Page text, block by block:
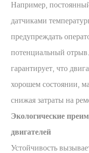
Например,
датчиками
предупреждать
потенциальный
гарантирует, что
хорошем состоянии,
снижая затраты на
Экологические
двигателей
Устойчивость